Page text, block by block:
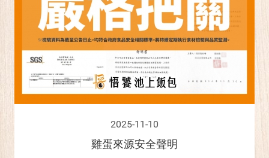
2025-11-10
雞蛋來源安全聲明